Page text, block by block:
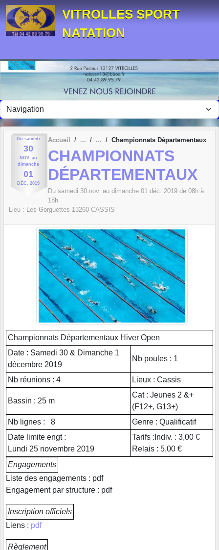
VITROLLES SPORT
NATATION
Du samedi
30
NOV. au
dimanche
01
DÉC. 2019
Accueil Championnats Départementaux
CHAMPIONNATS
DÉPARTEMENTAUX
Du samedi 30 nov. au dimanche 01 déc. 2019 de 08h à
18h
Lieu : Les Gorguettes 13260 CASSIS
Championnats Départementaux Hiver Open
Date : Samedi 30 & Dimanche 1
décembre 2019
Nb poules : 1
Nb réunions : 4 Lieux : Cassis
Bassin : 25 m
Cat : Jeunes 2 &+
(F12+, G13+)
Nb lignes : 8
Genre : Qualificatif
Date limite engt :
Lundi 25 novembre 2019
Tarifs :Indiv. : 3,00 €
Relais : 5,00 €
Engagements
Liste des engagements : pdf
Engagement par structure : pdf
Inscription officiels
Liens : pdf
Règlement
Panneau de gestion des cookies